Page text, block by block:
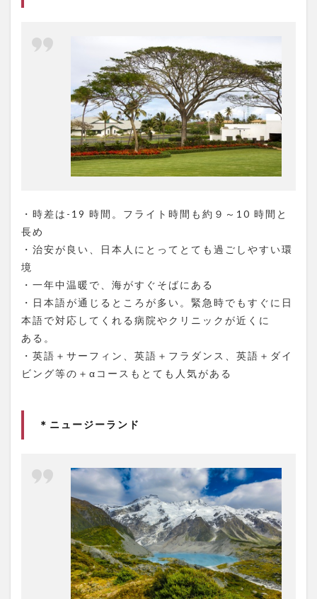
・時差は-19 時間。フライト時間も約９～10 時間と
長め
・治安が良い、日本人にとってとても過ごしやすい環
境
・一年中温暖で、海がすぐそばにある
・日本語が通じるところが多い。緊急時でもすぐに日
本語で対応してくれる病院やクリニックが近くに
ある。
・英語＋サーフィン、英語＋フラダンス、英語＋ダイ
ビング等の＋αコースもとても人気がある
＊ニュージーランド